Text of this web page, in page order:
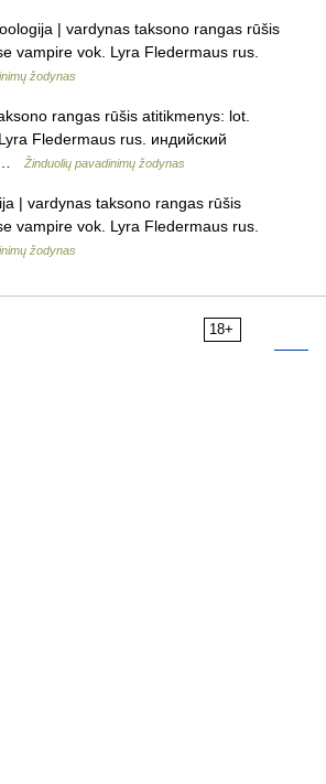
| vardynas taksono rangas rūšis
vampire vok. Lyra Fledermaus rus.
žodynas
rangas rūšis atitikmenys: lot.
Fledermaus rus. индийский
…
Žinduolių pavadinimų žodynas
| vardynas taksono rangas rūšis
vampire vok. Lyra Fledermaus rus.
žodynas
18+